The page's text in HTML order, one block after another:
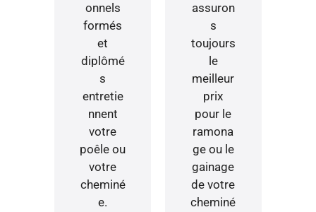
onnels
formés
et
diplômé
s
entretie
nnent
votre
poêle ou
votre
cheminé
e.
assuron
s
toujours
le
meilleur
prix
pour le
ramona
ge ou le
gainage
de votre
cheminé